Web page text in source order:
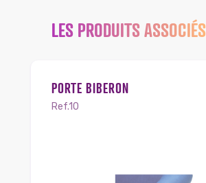
LES PRODUITS ASSOCIÉS
PORTE BIBERON
Ref.10